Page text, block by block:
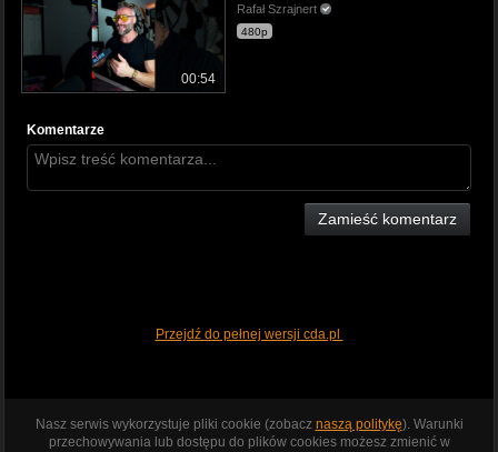
00:54
Rafał Szrajnert
480p
Komentarze
Zamieść komentarz
Przejdź do pełnej wersji cda.pl
Nasz serwis wykorzystuje pliki cookie (zobacz naszą politykę). Warunki
przechowywania lub dostępu do plików cookies możesz zmienić w